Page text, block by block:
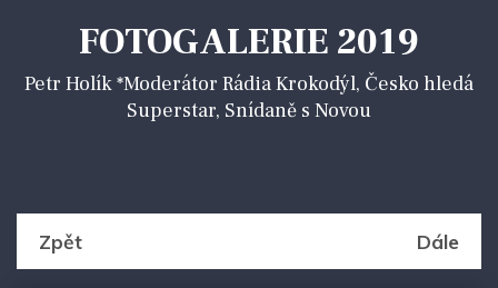
FOTOGALERIE 2019
Petr Holík *Moderátor Rádia Krokodýl, Česko hledá
Superstar, Snídaně s Novou
Zpět Dále